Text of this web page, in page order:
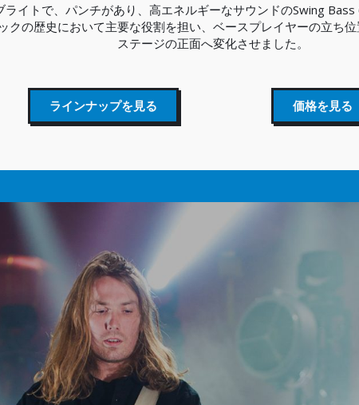
ライトで、パンチがあり、高エネルギーなサウンドのSwing Bass
ックの歴史において主要な役割を担い、ベースプレイヤーの立ち
ステージの正面へ変化させました。
ラインナップを見る 価格を見る